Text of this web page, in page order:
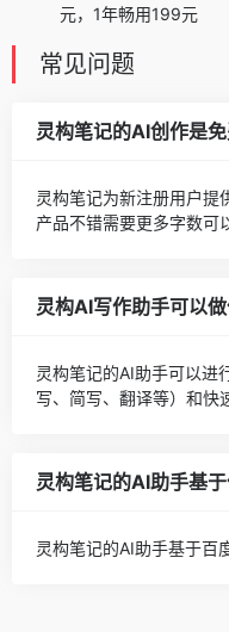
元，1年畅用199元
常见问题
灵构笔记的AI创作是免
灵构笔记为新注册用户提
产品不错需要更多字数可
灵构AI写作助手可以做
灵构笔记的AI助手可以进
写、简写、翻译等）和快
灵构笔记的AI助手基于
灵构笔记的AI助手基于百